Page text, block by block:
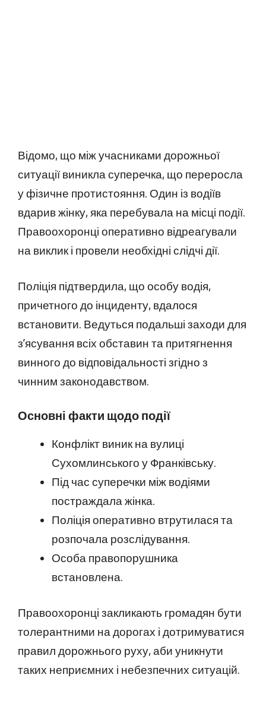
Відомо, що між учасниками дорожньої
ситуації виникла суперечка, що переросла
у фізичне протистояння. Один із водіїв
вдарив жінку, яка перебувала на місці події.
Правоохоронці оперативно відреагували
на виклик і провели необхідні слідчі дії.
Поліція підтвердила, що особу водія,
причетного до інциденту, вдалося
встановити. Ведуться подальші заходи для
з’ясування всіх обставин та притягнення
винного до відповідальності згідно з
чинним законодавством.
Основні факти щодо події
Конфлікт виник на вулиці
Сухомлинського у Франківську.
Під час суперечки між водіями
постраждала жінка.
Поліція оперативно втрутилася та
розпочала розслідування.
Особа правопорушника
встановлена.
Правоохоронці закликають громадян бути
толерантними на дорогах і дотримуватися
правил дорожнього руху, аби уникнути
таких неприємних і небезпечних ситуацій.